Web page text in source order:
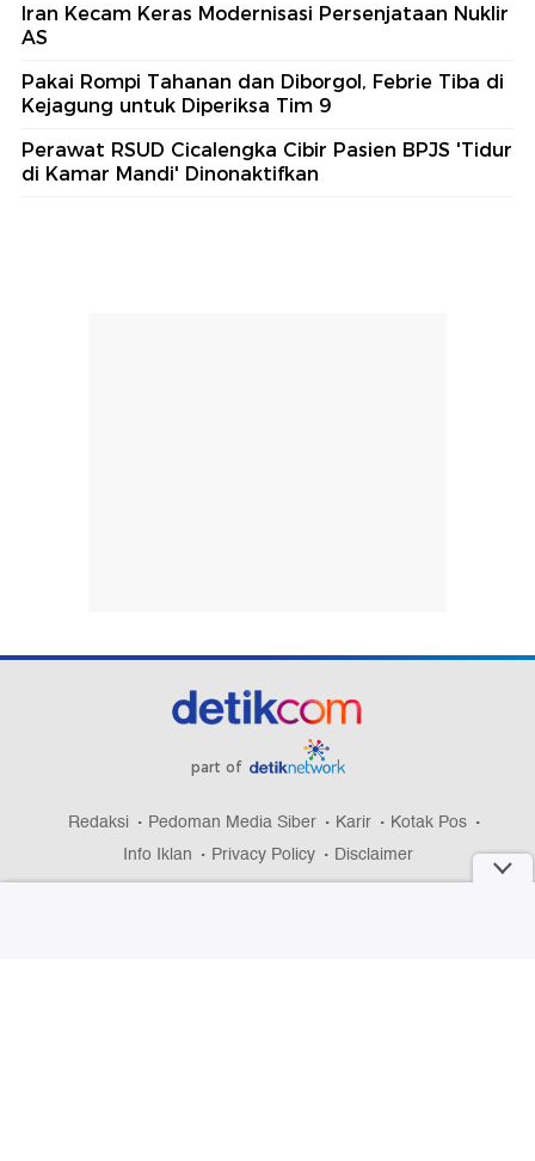
Iran Kecam Keras Modernisasi Persenjataan Nuklir
AS
Pakai Rompi Tahanan dan Diborgol, Febrie Tiba di
Kejagung untuk Diperiksa Tim 9
Perawat RSUD Cicalengka Cibir Pasien BPJS 'Tidur
di Kamar Mandi' Dinonaktifkan
part of
Redaksi Pedoman Media Siber Karir
Kotak Pos
Info Iklan
Privacy Policy Disclaimer